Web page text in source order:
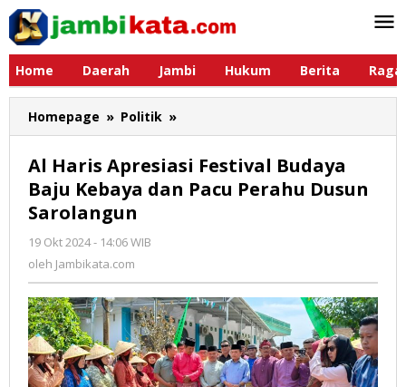
Lewati
konten
Home
Daerah Jambi Hukum Berita
Homepage » Politik »
Haris
Apresiasi
Festival
Budaya
Perahu
Dusun
Sarolangun
Al Haris Apresiasi Festival Budaya
Baju Kebaya dan Pacu Perahu Dusun
Sarolangun
19 Okt 2024 - 14:06 WIB
oleh Jambikata.com